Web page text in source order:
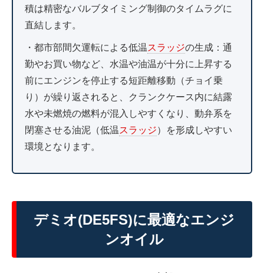
積は精密なバルブタイミング制御のタイムラグに
直結します。
・都市部間欠運転による低温スラッジの生成：通
勤やお買い物など、水温や油温が十分に上昇する
前にエンジンを停止する短距離移動（チョイ乗
り）が繰り返されると、クランクケース内に結露
水や未燃焼の燃料が混入しやすくなり、動弁系を
閉塞させる油泥（低温スラッジ）を形成しやすい
環境となります。
デミオ(DE5FS)に最適なエンジ
ンオイル